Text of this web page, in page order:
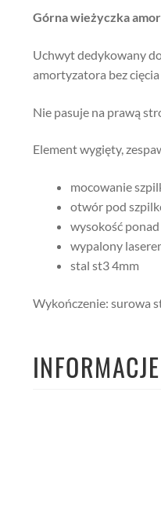
Górna wieżyczka
Uchwyt dedykowany
amortyzatora bez
Nie pasuje na prawą
Element wygięty,
mocowanie
otwór pod
wysokość
wypalony
stal st3 4mm
Wykończenie: surowa